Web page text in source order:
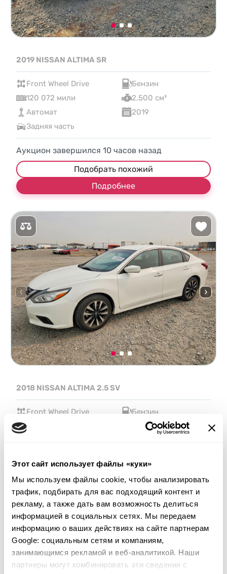
Этот сайт использует файлы «куки»
Мы используем файлы cookie, чтобы анализировать
трафик, подбирать для вас подходящий контент и
рекламу, а также дать вам возможность делиться
информацией в социальных сетях. Мы передаем
информацию о ваших действиях на сайте партнерам
Google: социальным сетям и компаниям,
занимающимся рекламой и веб-аналитикой. Наши
партнеры могут комбинировать эти сведения с
2019 NISSAN ALTIMA SR
Front Wheel Drive
Бензин
120 072 мили
2,500 см³
Автомат
2019
Задняя часть
Аукцион завершился 10 часов назад
Подобрать похожий
Подробнее
2018 NISSAN ALTIMA 2.5 SV
Front Wheel Drive
Бензин
114 780 миль
2,500 см³
Аукцион завершился11часов назад
Подобрать похожий
Подробнее